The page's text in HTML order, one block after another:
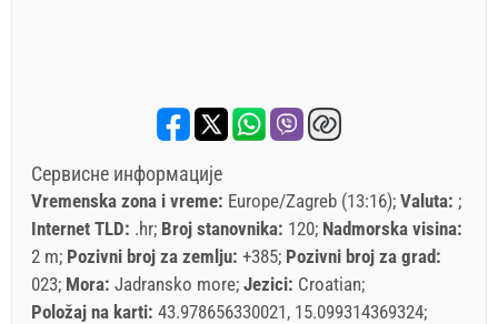
Сервисне информације
Vremenska zona i vreme: Europe/Zagreb (13:16) Valuta:
Internet TLD: .hr Broj stanovnika: 120 Nadmorska visina:
2 m Pozivni broj za zemlju: +385 Pozivni broj za grad:
023 Mora: Jadransko more Jezici: Croatian
Položaj na karti: 43.978656330021, 15.099314369324